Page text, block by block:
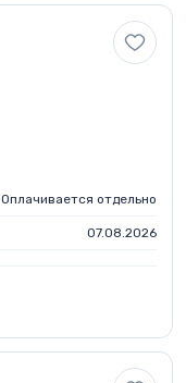
Оплачивается отдельно
07.08.2026